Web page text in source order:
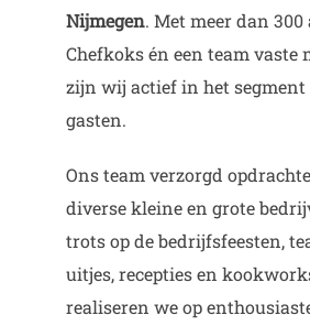
Nijmegen. Met meer dan 300
Chefkoks én een team vaste
zijn wij actief in het segment
gasten.
Ons team verzorgd
diverse kleine en grote
trots op de bedrijfsfeesten,
uitjes, recepties en
realiseren we op